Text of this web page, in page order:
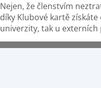
Nejen, že členstvím
díky Klubové kartě
univerzity, tak u